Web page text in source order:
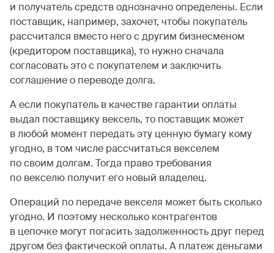
и получатель средств однозначно определены. Если
поставщик, например, захочет, чтобы покупатель
рассчитался вместо него с другим бизнесменом
(кредитором поставщика), то нужно сначала
согласовать это с покупателем и заключить
соглашение о переводе долга.
А если покупатель в качестве гарантии оплаты
выдал поставщику вексель, то поставщик может
в любой момент передать эту ценную бумагу кому
угодно, в том числе рассчитаться векселем
по своим долгам. Тогда право требования
по векселю получит его новый владелец.
Операций по передаче векселя может быть сколько
угодно. И поэтому несколько контрагентов
в цепочке могут погасить задолженность друг перед
другом без фактической оплаты. А платеж деньгами